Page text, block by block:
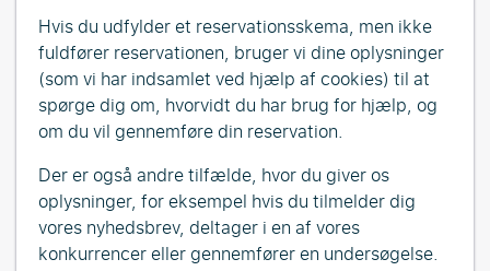
Hvis du udfylder et reservationsskema, men ikke
fuldfører reservationen, bruger vi dine oplysninger
(som vi har indsamlet ved hjælp af cookies) til at
spørge dig om, hvorvidt du har brug for hjælp, og
om du vil gennemføre din reservation.
Der er også andre tilfælde, hvor du giver os
oplysninger, for eksempel hvis du tilmelder dig
vores nyhedsbrev, deltager i en af vores
konkurrencer eller gennemfører en undersøgelse.